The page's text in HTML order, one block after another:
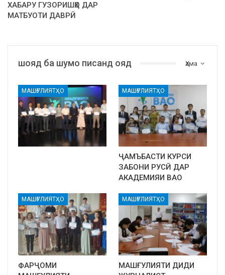
ХАБАРУ ГУЗОРИШҲО ДАР
МАТБУОТИ ДАВРӢ
Ҳама
шояд ба шумо писанд ояд
МАШҒУЛИЯТҲО МАШҒУЛИЯТҲО
ҶАМЪБАСТИ КУРСИ
ЗАБОНИ РУСӢ ДАР
АКАДЕМИЯИ ВАО
МАШҒУЛИЯТҲО
ФАРҶОМИ
МАШҒУЛИЯТҲО
МАШҒУЛИЯТИ ДИДИ